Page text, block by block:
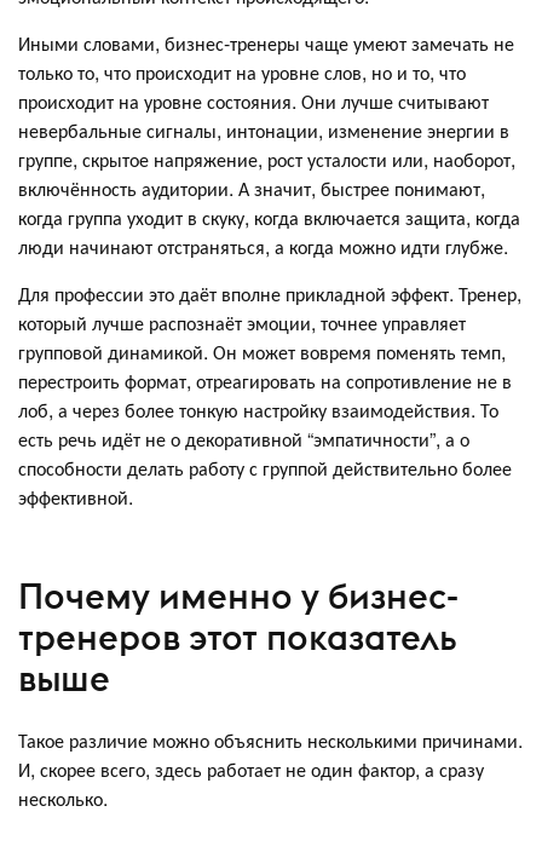
Иными словами, бизнес-тренеры чаще умеют замечать не
только то, что происходит на уровне слов, но и то, что
происходит на уровне состояния. Они лучше считывают
невербальные сигналы, интонации, изменение энергии в
группе, скрытое напряжение, рост усталости или, наоборот,
включённость аудитории. А значит, быстрее понимают,
когда группа уходит в скуку, когда включается защита, когда
люди начинают отстраняться, а когда можно идти глубже.
Для профессии это даёт вполне прикладной эффект. Тренер,
который лучше распознаёт эмоции, точнее управляет
групповой динамикой. Он может вовремя поменять темп,
перестроить формат, отреагировать на сопротивление не в
лоб, а через более тонкую настройку взаимодействия. То
есть речь идёт не о декоративной “эмпатичности”, а о
способности делать работу с группой действительно более
эффективной.
Почему именно у бизнес-
тренеров этот показатель
выше
Такое различие можно объяснить несколькими причинами.
И, скорее всего, здесь работает не один фактор, а сразу
несколько.